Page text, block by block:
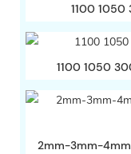
1100
1100 1050
2mm-3mm-